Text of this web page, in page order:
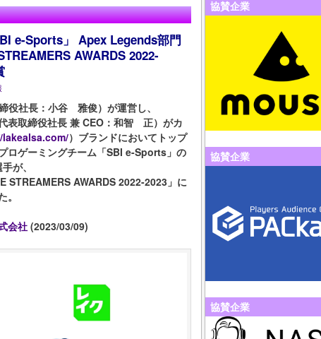
e-Sports」 Apex Legends部門
AWARDS 2022-
役社長：小谷 雅俊）が運営し、
表取締役社長 兼 CEO：和智 正）がカ
）ブランドにおいてトップ
ロゲーミングチーム「SBI e-Sports」の
が、
STREAMERS AWARDS 2022-2023」に
会社(2023/03/09)
協賛企業
協賛企業
協賛企業